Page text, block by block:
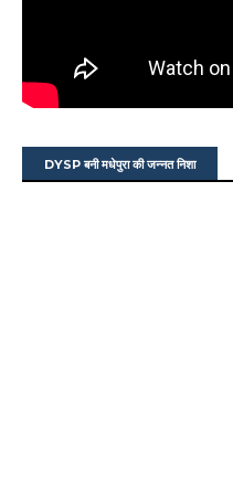
DYSP बनी मधेपुरा की जन्नत निशा